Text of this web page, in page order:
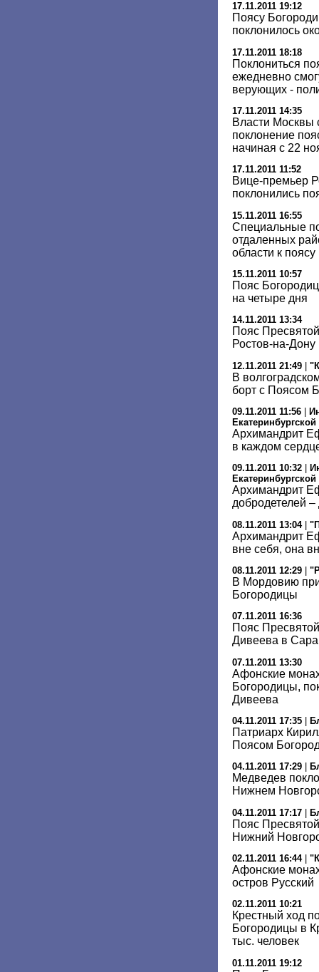
17.11.2011 19:12
Поясу
поклонилось
17.11.2011 18:18
Поклониться
ежедневно
верующих -
17.11.2011 14:35
Власти Москвы
поклонение
начиная с 22
17.11.2011 11:52
Вице-премьер
поклонились
15.11.2011 16:55
Специальные
отдаленных
области к
15.11.2011 10:57
Пояс
на четыре дня
14.11.2011 13:34
Пояс
Ростов-на-Дону
12.11.2011 21:49 |
В
борт с Поясом
09.11.2011 11:56
Архимандрит
в каждом
09.11.2011 10:32
Архимандрит
добродетелей
08.11.2011 13:04|
Архимандрит
вне себя, она
08.11.2011 12:29
В Мордовию
Богородицы
07.11.2011 16:36
Пояс
Дивеева в
07.11.2011 13:30
Афонские
Богородицы,
Дивеева
04.11.2011 17:35
Патриарх
Поясом
04.11.2011 17:29
Медведев
Нижнем
04.11.2011 17:17 |
Пояс
Нижний
02.11.2011 16:44|
Афонские
остров Русский
02.11.2011 10:21
Крестный ход
Богородицы в
тыс. человек
01.11.2011 19:12